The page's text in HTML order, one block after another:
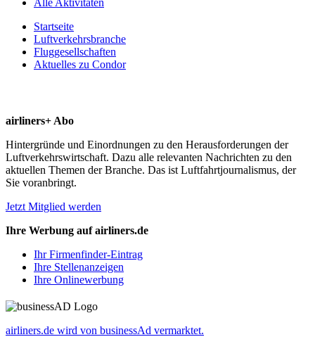
Startseite
Luftverkehrsbranche
Fluggesellschaften
Aktuelles zu Condor
airliners+ Abo
Hintergründe und Einordnungen zu den Herausforderungen der
Luftverkehrswirtschaft. Dazu alle relevanten Nachrichten zu den
aktuellen Themen der Branche. Das ist Luftfahrtjournalismus, der
Sie voranbringt.
Jetzt Mitglied werden
Ihre Werbung auf airliners.de
Ihr Firmenfinder-Eintrag
Ihre Stellenanzeigen
Ihre Onlinewerbung
airliners.de wird von businessAd vermarktet.